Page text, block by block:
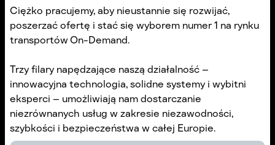
Ciężko pracujemy, aby nieustannie się rozwijać,
poszerzać ofertę i stać się wyborem numer 1 na rynku
transportów On-Demand.
Trzy filary napędzające naszą działalność –
innowacyjna technologia, solidne systemy i wybitni
eksperci – umożliwiają nam dostarczanie
niezrównanych usług w zakresie niezawodności,
szybkości i bezpieczeństwa w całej Europie.